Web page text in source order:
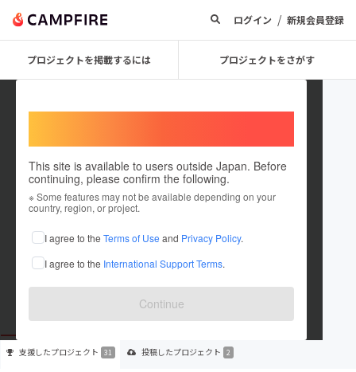
ログイン / 新規会員登録
プロジェクトを掲載するには プロジェクトをさがす
This site is available to users outside Japan. Before
continuing, please confirm the following.
※ Some features may not be available depending on your
country, region, or project.
I agree to the Terms of Use and Privacy Policy.
I agree to the International Support Terms.
Continue
bsjbsjbsjbsj
これまでに31回支援して2件のプロジェクトを投稿しています
在住国：未設定
出身国：未設定
支援したプロジェクト 31 投稿したプロジェクト 2